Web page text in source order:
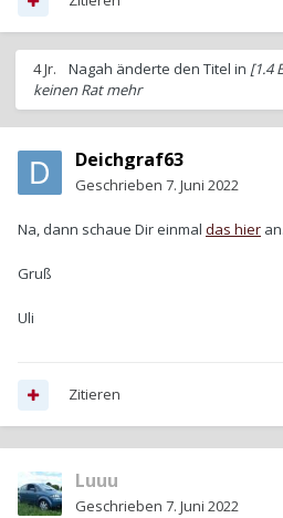
4 Jr. Nagah änderte den Titel in [1.4
keinen Rat mehr
Deichgraf63
Geschrieben 7. Juni 2022
Na, dann schaue Dir einmal das hier an.
Gruß
Uli
Zitieren
Luuu
Geschrieben 7. Juni 2022